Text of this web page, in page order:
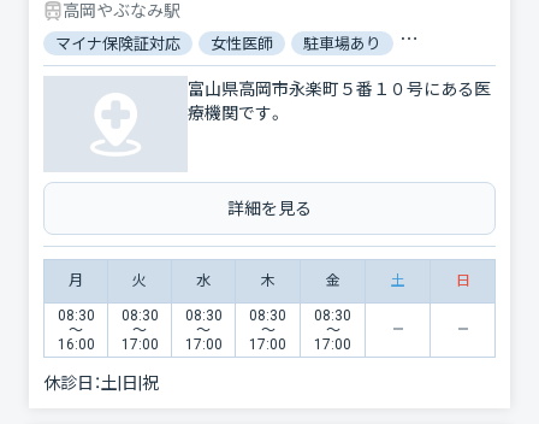
高岡やぶなみ駅
マイナ保険証対応 女性医師 駐車場あり バリアフリー
富山県高岡市永楽町５番１０号にある医
療機関です。
詳細を見る
月 火 水 木 金 土 日
08:30
〜
16:00
08:30
〜
17:00
08:30
〜
17:00
08:30
〜
17:00
08:30
〜
17:00
休診日：土|日|祝